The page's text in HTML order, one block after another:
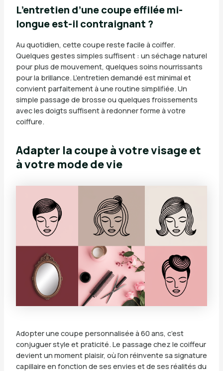
L’entretien d’une coupe effilée mi-
longue est-il contraignant ?
Au quotidien, cette coupe reste facile à coiffer.
Quelques gestes simples suffisent : un séchage naturel
pour plus de mouvement, quelques soins nourrissants
pour la brillance. L’entretien demandé est minimal et
convient parfaitement à une routine simplifiée. Un
simple passage de brosse ou quelques froissements
avec les doigts suffisent à redonner forme à votre
coiffure.
Adapter la coupe à votre visage et
à votre mode de vie
Adopter une coupe personnalisée à 60 ans, c’est
conjuguer style et praticité. Le passage chez le coiffeur
devient un moment plaisir, où l’on réinvente sa signature
capillaire en fonction de ses envies et de ses réalités du